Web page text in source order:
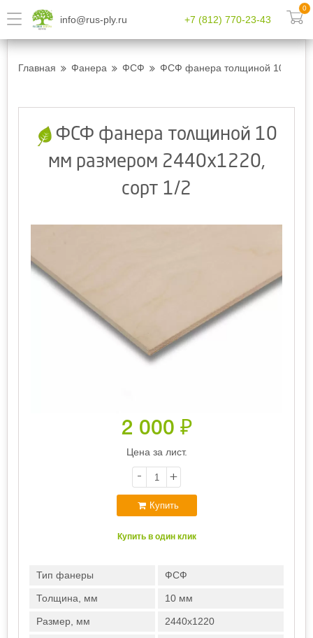
info@rus-ply.ru +7 (812) 770-23-43
0
Главная Фанера ФСФ ФСФ фанера толщиной 10 мм
ФСФ фанера толщиной 10
мм размером 2440х1220,
сорт 1/2
2 000 ₽
Цена за лист.
- +
Купить
Купить в один клик
Тип фанеры ФСФ
Толщина, мм 10 мм
Размер, мм 2440х1220